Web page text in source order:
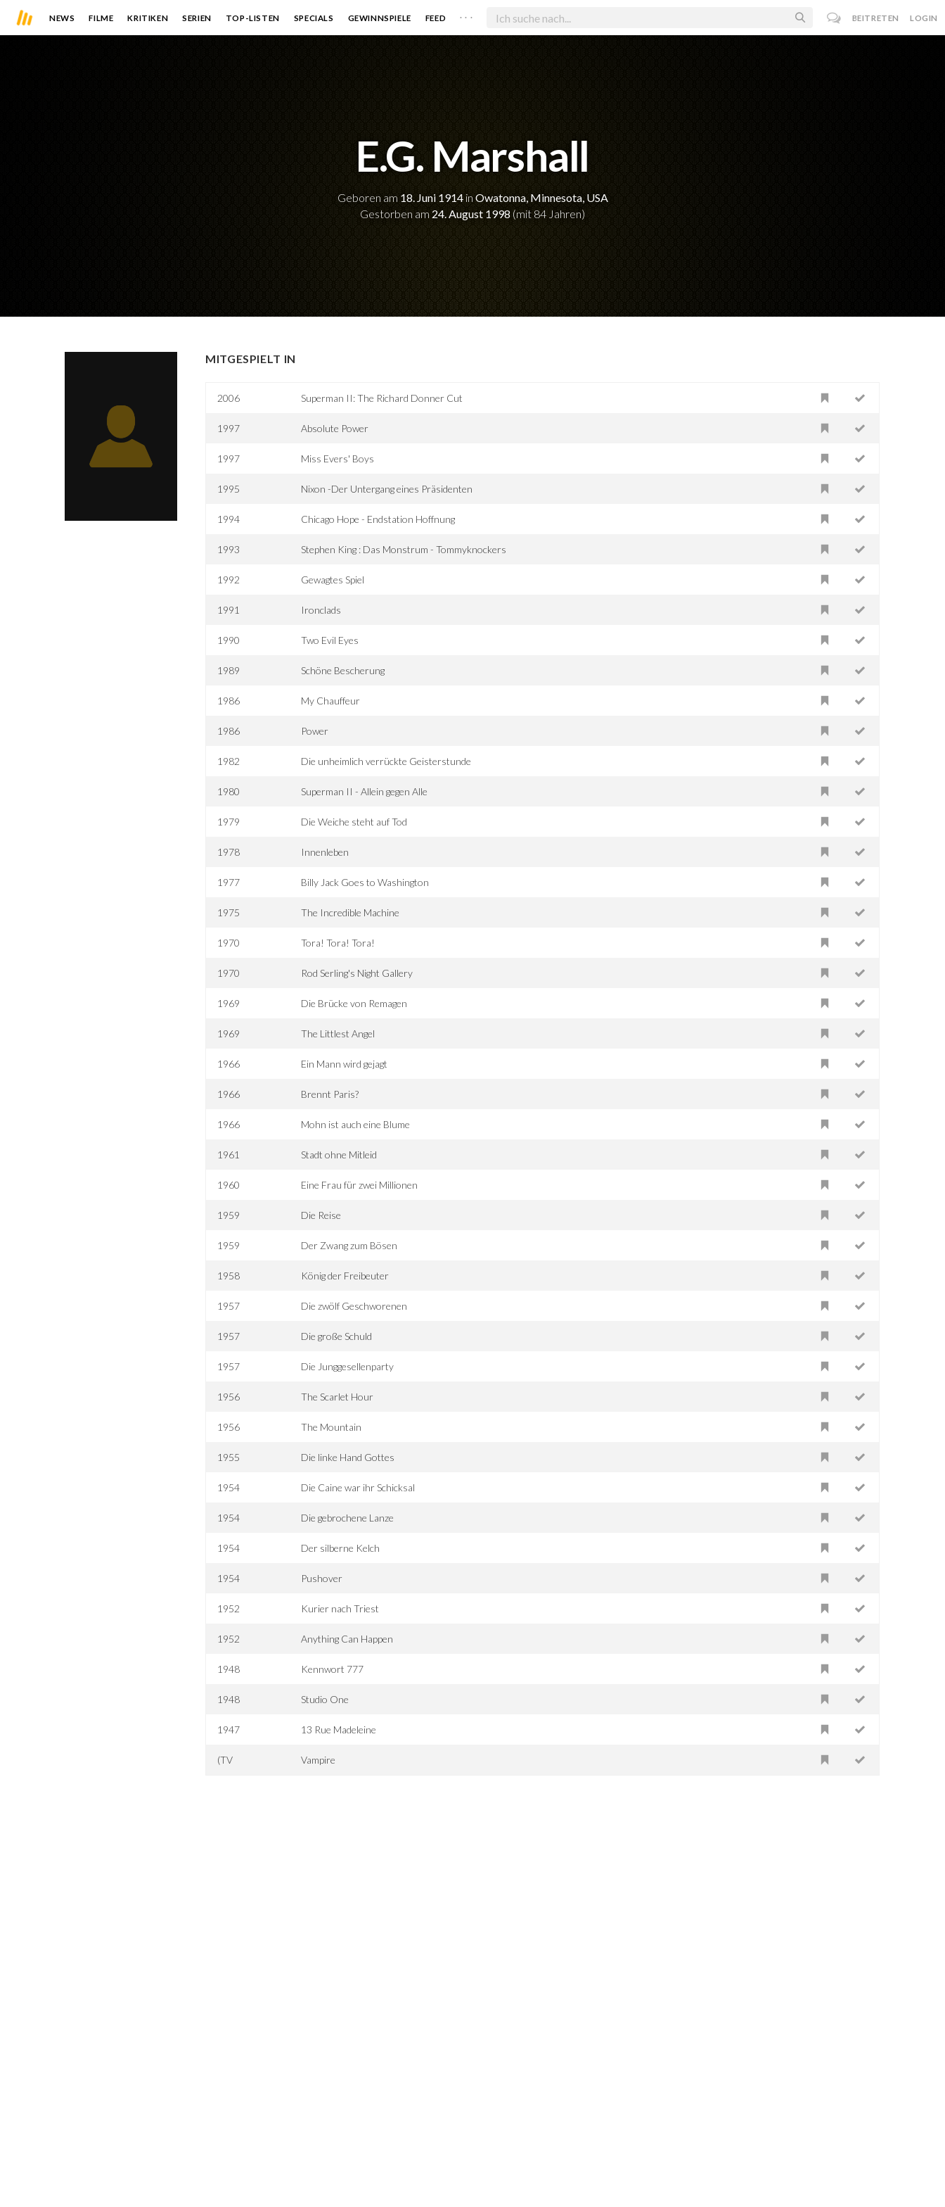
NEWS FILME KRITIKEN SERIEN TOP-LISTEN SPECIALS GEWINNSPIELE FEED . . . BEITRETEN LOGIN
E.G. Marshall
Geboren am 18. Juni 1914in Owatonna, Minnesota, USA
Gestorben am 24. August 1998 (mit 84 Jahren)
MITGESPIELT IN
2006 Superman II: The Richard Donner Cut
1997 Absolute Power
1997 Miss Evers' Boys
1995 Nixon -Der Untergang eines Präsidenten
1994 Chicago Hope - Endstation Hoffnung
1993 Stephen King : Das Monstrum - Tommyknockers
1992 Gewagtes Spiel
1991 Ironclads
1990 Two Evil Eyes
1989 Schöne Bescherung
1986 My Chauffeur
1986 Power
1982 Die unheimlich verrückte Geisterstunde
1980 Superman II - Allein gegen Alle
1979 Die Weiche steht auf Tod
1978 Innenleben
1977 Billy Jack Goes to Washington
1975 The Incredible Machine
1970 Tora! Tora! Tora!
1970 Rod Serling's Night Gallery
1969 Die Brücke von Remagen
1969 The Littlest Angel
1966 Ein Mann wird gejagt
1966 Brennt Paris?
1966 Mohn ist auch eine Blume
1961 Stadt ohne Mitleid
1960 Eine Frau für zwei Millionen
1959 Die Reise
1959 Der Zwang zum Bösen
1958 König der Freibeuter
1957 Die zwölf Geschworenen
1957 Die große Schuld
1957 Die Junggesellenparty
1956 The Scarlet Hour
1956 The Mountain
1955 Die linke Hand Gottes
1954 Die Caine war ihr Schicksal
1954 Die gebrochene Lanze
1954 Der silberne Kelch
1954 Pushover
1952 Kurier nach Triest
1952 Anything Can Happen
1948 Kennwort 777
1948 Studio One
1947 13 Rue Madeleine
(TV Vampire